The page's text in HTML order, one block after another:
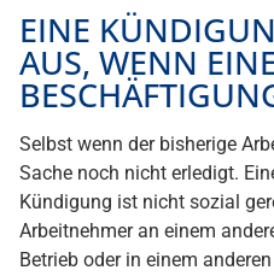
EINE
AUS, WENN
Selbst wenn der bisherige
Sache noch nicht erledigt.
Kündigung ist nicht sozial
Arbeitnehmer an einem
Betrieb oder in einem